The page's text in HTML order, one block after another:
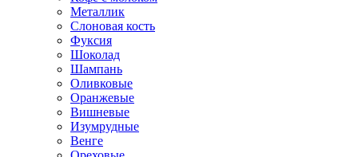
Металлик
Слоновая кость
Фуксия
Шоколад
Шампань
Оливковые
Оранжевые
Вишневые
Изумрудные
Венге